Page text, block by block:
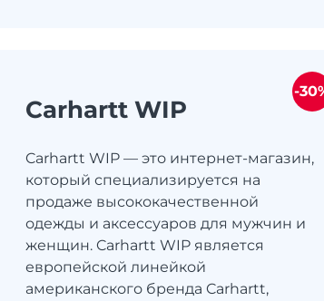
Carhartt WIP
Carhartt WIP — это интернет-магазин,
который специализируется на
продаже высококачественной
одежды и аксессуаров для мужчин и
женщин. Carhartt WIP является
европейской линейкой
американского бренда Carhartt,
-